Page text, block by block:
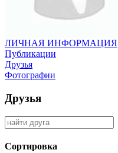
ЛИЧНАЯ ИНФОРМАЦИЯ
Публикации
Друзья
Фотографии
Друзья
Сортировка